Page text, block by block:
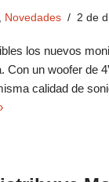
Novedades 2 de
los nuevos
Con un woofer de
calidad de